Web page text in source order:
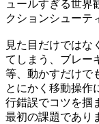
ュールすぎる世界
クションシューテ
見た目だけではな
てしまう、ブレー
等、動かすだけで
とにかく移動操作
行錯誤でコツを掴
最初の課題であり